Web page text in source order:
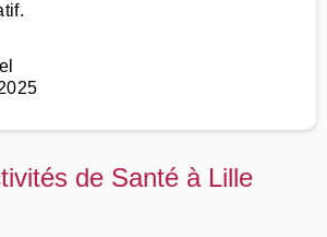
de Santé à Lille